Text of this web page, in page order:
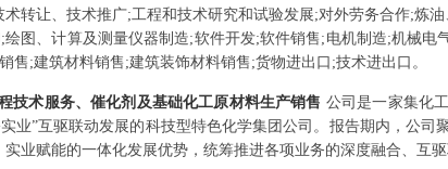
转让、技术推广;工程和技术研究和试验发展;对外劳务合作;炼
图、计算及测量仪器制造;软件开发;软件销售;电机制造;机械
售;建筑材料销售;建筑装饰材料销售;货物进出口;技术进出口。
技术服务、催化剂及基础化工原材料生产销售 公司是一家集化
业”互驱联动发展的科技型特色化学集团公司。报告期内，公
业赋能的一体化发展优势，统筹推进各项业务的深度融合、互驱